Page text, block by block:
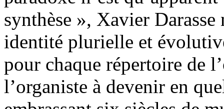
synthèse », Xavier Darasse
identité plurielle et
pour chaque répertoire de
l’organiste à devenir en